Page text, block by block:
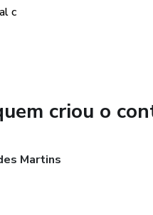
c
criou o
Martins